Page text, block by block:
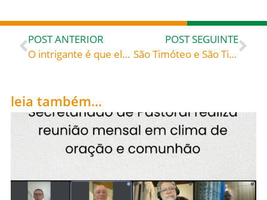
POST ANTERIOR
O intrigante é que ele pensava estar agradando a Deus. Ele fazia seu trabalho por zelo, mas de maneira violenta, sem discernimento. Era um fariseu que buscava a verdade, mas fechado à Verdade Encarnada: Conversão de São Paulo – Que ele rogue pela conversão de todos nós!
POST SEGUINTE
São Timóteo e São Tito, sucessores dos apóstolos – Bento XVI, papa de 2005 a 2013
leia também...